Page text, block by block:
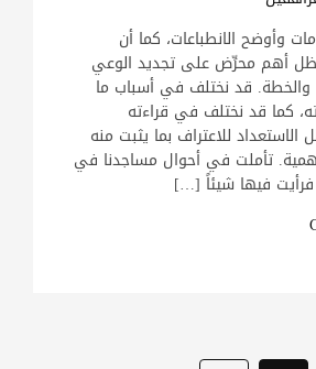
وأوضح الانطباعات، كما أن
أهم محرِّض على تجديد الوعي
والخطة. قد نختلف في أسباب ما
كما قد نختلف في قراءته
للاعتراف بما يثبت منه
تأملت في أحوال مساجدنا في
فرأيت فيها شيئاً […]